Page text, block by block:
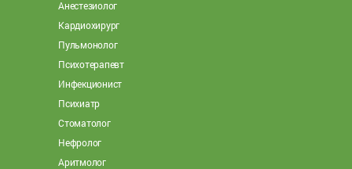
Анестезиолог
Кардиохирург
Пульмонолог
Психотерапевт
Инфекционист
Психиатр
Стоматолог
Нефролог
Аритмолог